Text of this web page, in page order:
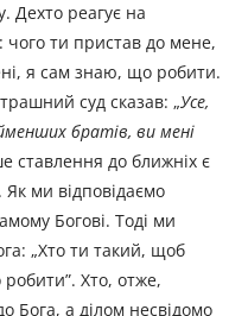
Дехто реагує на
ти пристав до мене,
я сам знаю, що робити.
суд сказав: „Усе,
братів, ви мені
ставлення до ближніх є
ми відповідаємо
Богові. Тоді ми
„Хто ти такий, щоб
Хто, отже,
Бога, а ділом несвідомо